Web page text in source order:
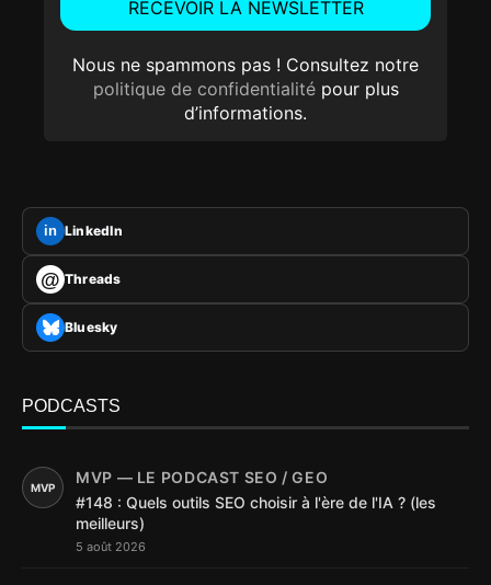
Nous ne spammons pas ! Consultez notre
politique de confidentialitépour plus
d’informations.
in LinkedIn
@ Threads
Bluesky
PODCASTS
MVP
MVP — LE PODCAST SEO / GEO
#148 : Quels outils SEO choisir à l'ère de l'IA ? (les
meilleurs)
5 août 2026